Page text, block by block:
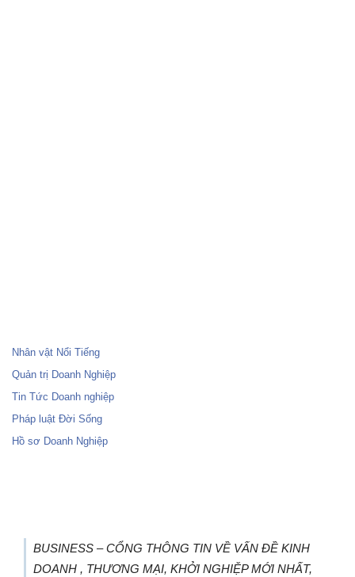
Nhân vật Nổi Tiếng
Quản trị Doanh Nghiệp
Tin Tức Doanh nghiệp
Pháp luật Đời Sống
Hồ sơ Doanh Nghiệp
BUSINESS – CỔNG THÔNG TIN VỀ VẤN ĐỀ KINH
DOANH , THƯƠNG MẠI, KHỞI NGHIỆP MỚI NHẤT,